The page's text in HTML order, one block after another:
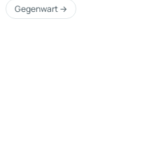
Gegenwart →